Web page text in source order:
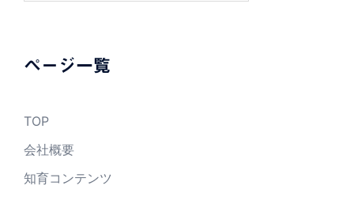
ページ一覧
TOP
会社概要
知育コンテンツ